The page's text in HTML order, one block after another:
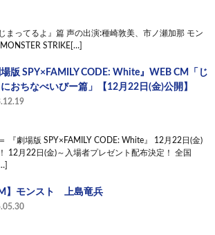
じまってるよ』篇 声の出演:種崎敦美、市ノ瀬加那 モン
STRIKE[…]
場版 SPY×FAMILY CODE: White』WEB CM「じ
おちなべいびー篇」【12月22日(金)公開】
『劇場版 SPY×FAMILY CODE: White』 12月22日(金)
12月22日(金)～入場者プレゼント配布決定！ 全国
】モンスト 上島竜兵